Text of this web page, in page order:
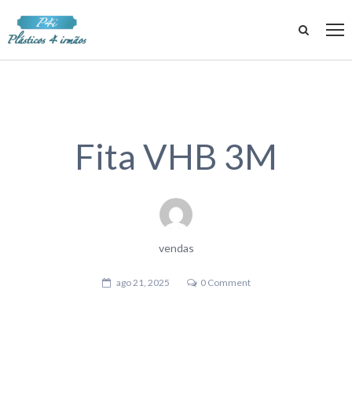
Fita VHB 3M
vendas
ago 21, 2025 0 Comment